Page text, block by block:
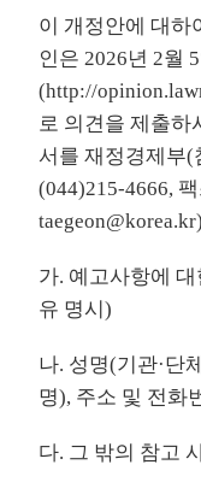
이 개정안에 대하
인은 2026년 2월
(http://
로 의견을 제출하
서를 재정경제부(
(044)215-4666,
가. 예고사항에
유 명시)
나. 성명(기관·단
명), 주소 및 전화
다. 그 밖의 참고